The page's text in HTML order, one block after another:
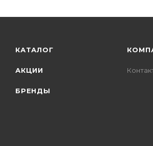
КАТАЛОГ
АКЦИИ
БРЕНДЫ